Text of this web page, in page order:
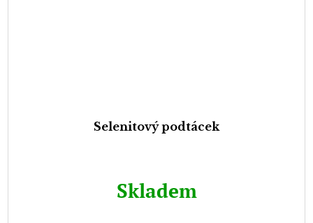
Selenitový podtácek
Skladem